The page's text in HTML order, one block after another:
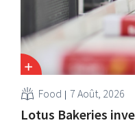
Food 7 Août, 2026
Lotus Bakeries